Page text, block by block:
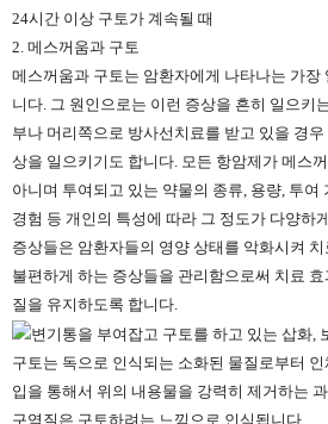
24시간 이상 구토가 계속될 때
2. 메스꺼움과 구토
메스꺼움과 구토는 암환자에게 나타나는 가장
니다. 그 원인으로는 이런 증상을 흔히 일으키
부나 머리쪽으로 방사선치료를 받고 있을 경
상을 일으키기도 합니다. 모든 항암제가 메스
아니며 투여되고 있는 약물의 종류, 용량, 투여
경험 등 개인의 특성에 따라 그 정도가 다양하
증상들은 암환자들의 영양 상태를 악화시켜
불편하게 하는 증상들을 관리함으로써 치료
질을 유지하도록 합니다.
구토는 독으로 인식되는 소화된 물질로부터
입을 통해서 위의 내용물을 강력히 제거하는
구역질은 구토하려는 느낌으로 인식됩니다.